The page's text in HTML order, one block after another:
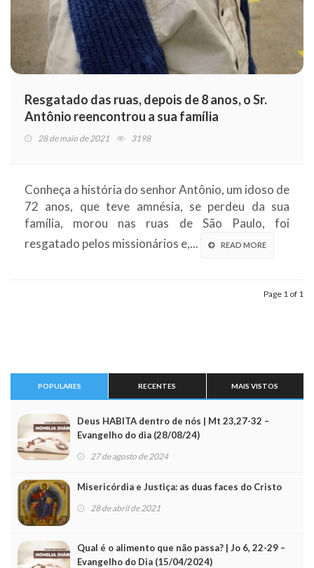
Resgatado das ruas, depois de 8 anos, o Sr.
Antônio reencontrou a sua família
28 de maio de 2021 3198
Conheça a história do senhor Antônio, um idoso de
72 anos, que teve amnésia, se perdeu da sua
família, morou nas ruas de São Paulo, foi
resgatado pelos missionários e,...
READ MORE
Page 1 of 1
POPULARES RECENTES MAIS VISTOS
Deus HABITA dentro de nós | Mt 23,27-32 –
Evangelho do dia (28/08/24)
27 de agosto de 2024
Misericórdia e Justiça: as duas faces do Cristo
28 de abril de 2021
Qual é o alimento que não passa? | Jo 6, 22-29 –
Evangelho do Dia (15/04/2024)